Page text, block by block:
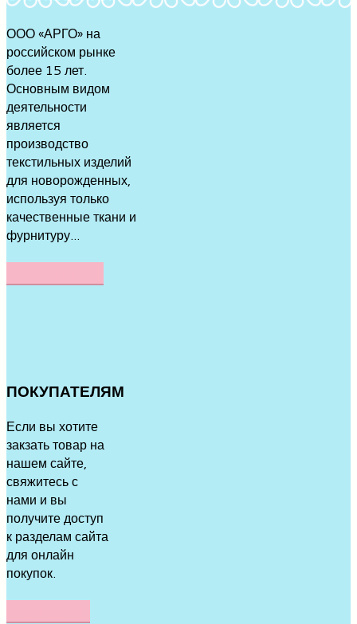
ООО «АРГО» на
российском рынке
более 15 лет.
Основным видом
деятельности
является
производство
текстильных изделий
для новорожденных,
используя только
качественные ткани и
фурнитуру...
ПОКУПАТЕЛЯМ
Если вы хотите
закзать товар на
нашем сайте,
свяжитесь с
нами и вы
получите доступ
к разделам сайта
для онлайн
покупок.